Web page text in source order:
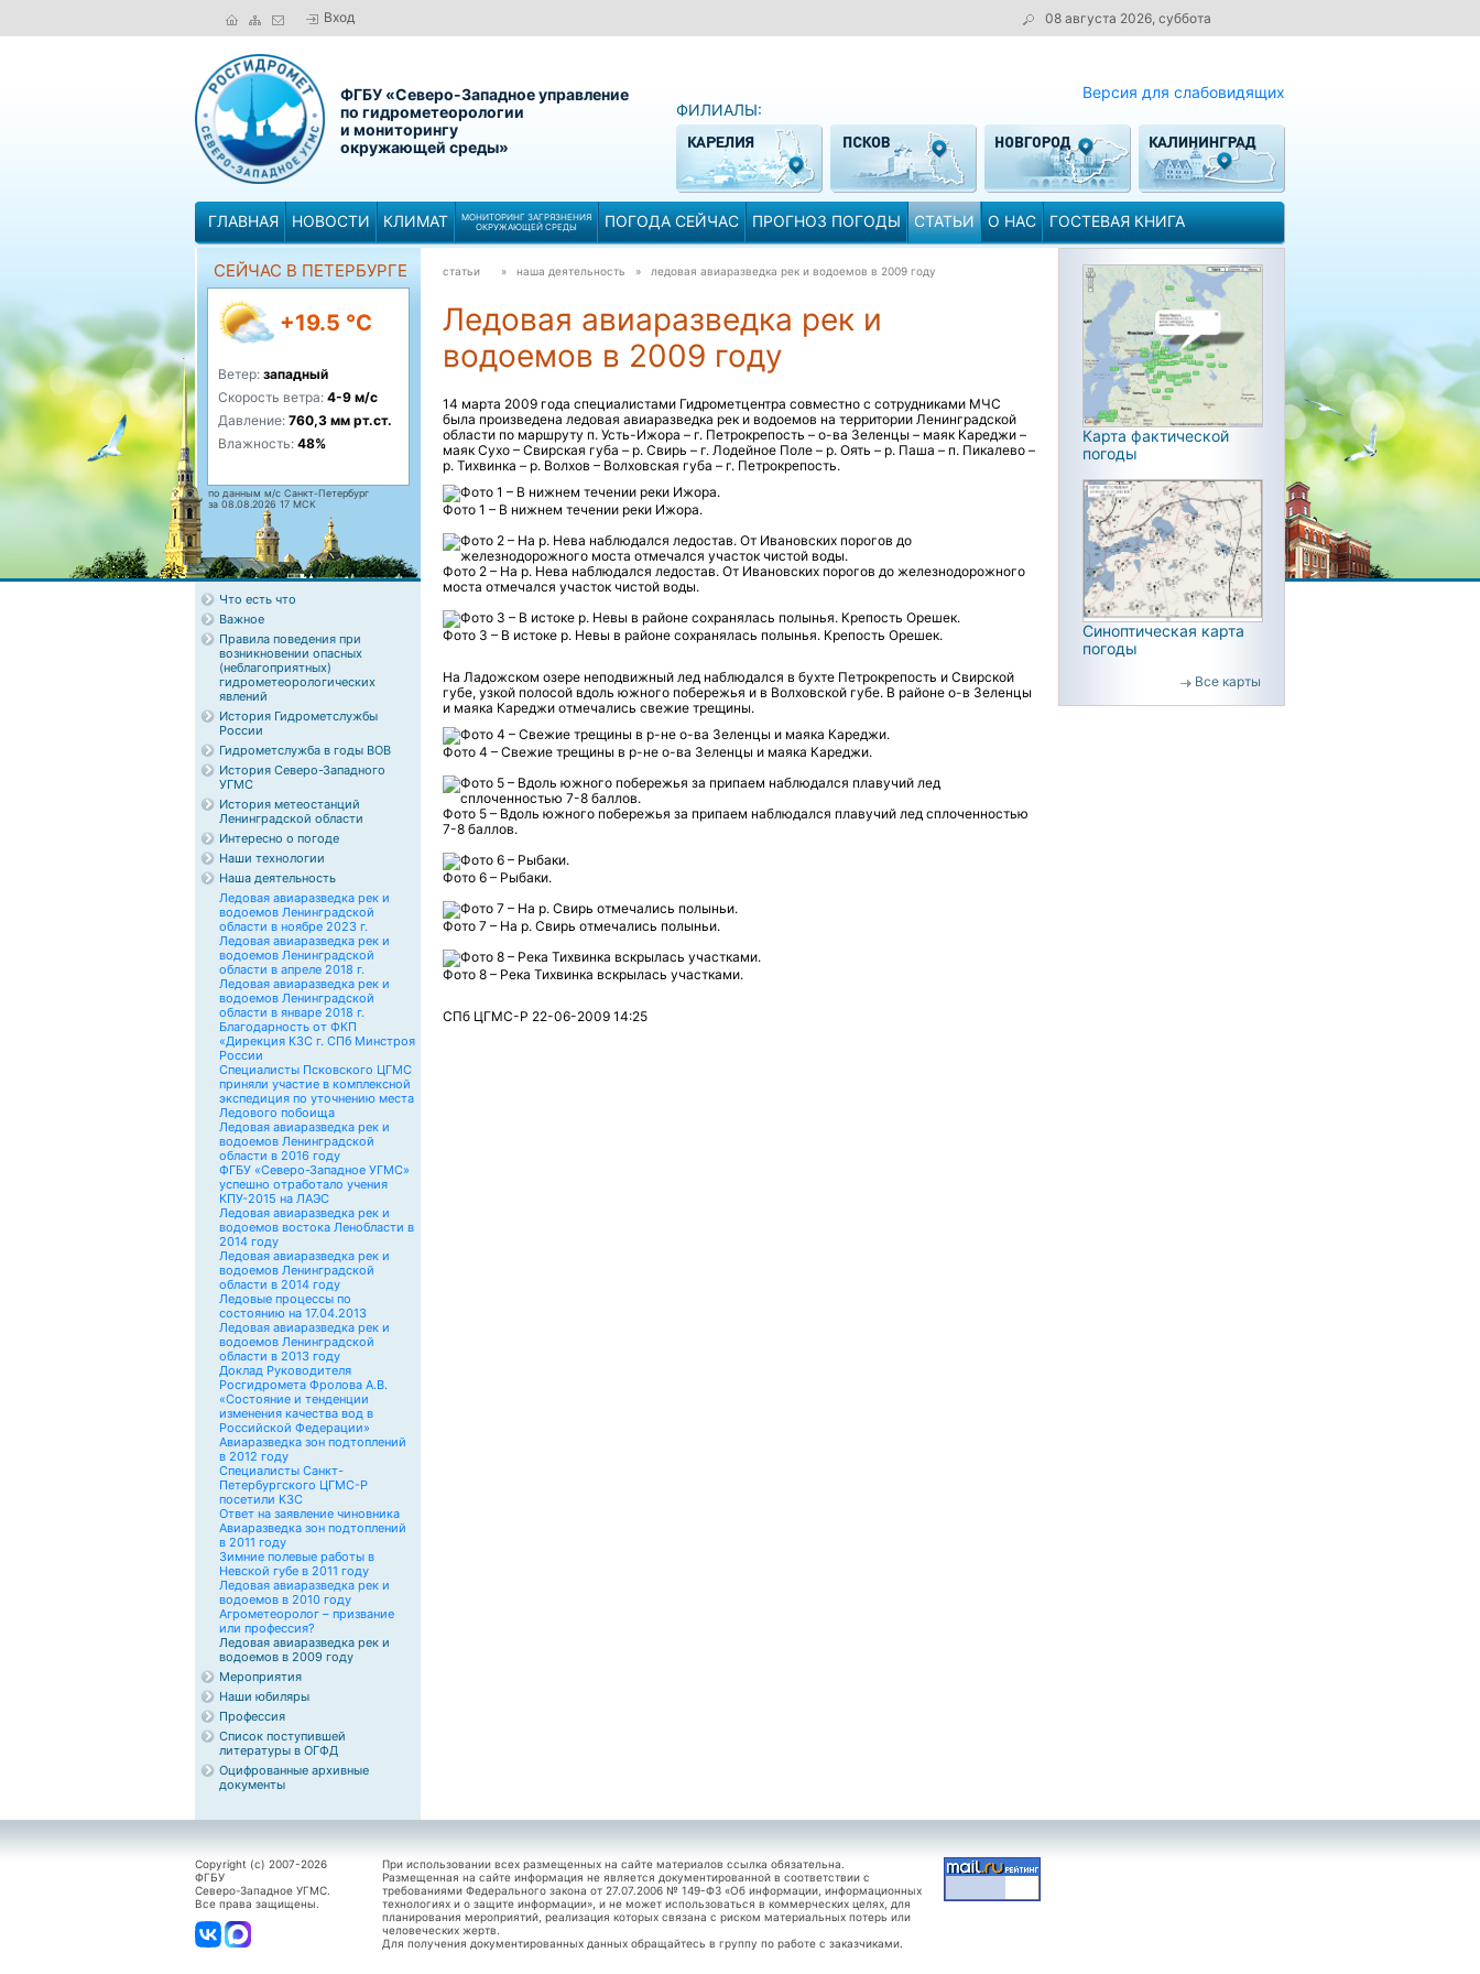
Вход 08 августа 2026, суббота
ФГБУ «Северо-Западное управление
по гидрометеорологии
и мониторингу
окружающей среды»
Версия для слабовидящих
ФИЛИАЛЫ:
ГЛАВНАЯ НОВОСТИ КЛИМАТ
МОНИТОРИНГ ЗАГРЯЗНЕНИЯ
ОКРУЖАЮЩЕЙ СРЕДЫ
ПОГОДА СЕЙЧАС ПРОГНОЗ ПОГОДЫ СТАТЬИ О НАС ГОСТЕВАЯ КНИГА
СЕЙЧАС В ПЕТЕРБУРГЕ
+19.5 °C
Ветер: западный
Скорость ветра: 4-9 м/с
Давление: 760,3 мм рт.ст.
Влажность: 48%
по данным м/с Санкт-Петербург
за 08.08.2026 17 МСК
Что есть что
Важное
Правила поведения при
возникновении опасных
(неблагоприятных)
гидрометеорологических
явлений
История Гидрометслужбы
России
Гидрометслужба в годы ВОВ
История Северо-Западного
УГМС
История метеостанций
Ленинградской области
Интересно о погоде
Наши технологии
Наша деятельность
Ледовая авиаразведка рек и
водоемов Ленинградской
области в ноябре 2023 г.
Ледовая авиаразведка рек и
водоемов Ленинградской
области в апреле 2018 г.
Ледовая авиаразведка рек и
водоемов Ленинградской
области в январе 2018 г.
Благодарность от ФКП
«Дирекция КЗС г. СПб Минстроя
России
Специалисты Псковского ЦГМС
приняли участие в комплексной
экспедиция по уточнению места
Ледового побоища
Ледовая авиаразведка рек и
водоемов Ленинградской
области в 2016 году
ФГБУ «Северо-Западное УГМС»
успешно отработало учения
КПУ-2015 на ЛАЭС
Ледовая авиаразведка рек и
водоемов востока Ленобласти в
2014 году
Ледовая авиаразведка рек и
водоемов Ленинградской
области в 2014 году
Ледовые процессы по
состоянию на 17.04.2013
Ледовая авиаразведка рек и
водоемов Ленинградской
области в 2013 году
Доклад Руководителя
Росгидромета Фролова А.В.
«Состояние и тенденции
изменения качества вод в
Российской Федерации»
Авиаразведка зон подтоплений
в 2012 году
Специалисты Санкт-
Петербургского ЦГМС-Р
посетили КЗС
Ответ на заявление чиновника
Авиаразведка зон подтоплений
в 2011 году
Зимние полевые работы в
Невской губе в 2011 году
Ледовая авиаразведка рек и
водоемов в 2010 году
Агрометеоролог – призвание
или профессия?
Ледовая авиаразведка рек и
водоемов в 2009 году
Мероприятия
Наши юбиляры
Профессия
Список поступившей
литературы в ОГФД
Оцифрованные архивные
документы
статьи » наша деятельность » ледовая авиаразведка рек и водоемов в 2009 году
Ледовая авиаразведка рек и
водоемов в 2009 году
14 марта 2009 года специалистами Гидрометцентра совместно с сотрудниками МЧС
была произведена ледовая авиаразведка рек и водоемов на территории Ленинградской
области по маршруту п. Усть-Ижора – г. Петрокрепость – о-ва Зеленцы – маяк Кареджи –
маяк Сухо – Свирская губа – р. Свирь – г. Лодейное Поле – р. Оять – р. Паша – п. Пикалево –
р. Тихвинка – р. Волхов – Волховская губа – г. Петрокрепость.
Фото 1 – В нижнем течении реки Ижора.
Фото 2 – На р. Нева наблюдался ледостав. От Ивановских порогов до железнодорожного
моста отмечался участок чистой воды.
Фото 3 – В истоке р. Невы в районе сохранялась полынья. Крепость Орешек.
На Ладожском озере неподвижный лед наблюдался в бухте Петрокрепость и Свирской
губе, узкой полосой вдоль южного побережья и в Волховской губе. В районе о-в Зеленцы
и маяка Кареджи отмечались свежие трещины.
Фото 4 – Свежие трещины в р-не о-ва Зеленцы и маяка Кареджи.
Фото 5 – Вдоль южного побережья за припаем наблюдался плавучий лед сплоченностью
7-8 баллов.
Фото 6 – Рыбаки.
Фото 7 – На р. Свирь отмечались полыньи.
Фото 8 – Река Тихвинка вскрылась участками.
СПб ЦГМС-Р 22-06-2009 14:25
Карта фактической
погоды
Синоптическая карта
погоды
Все карты
Copyright (c) 2007-2026
ФГБУ
Северо-Западное УГМС.
Все права защищены.
При использовании всех размещенных на сайте материалов ссылка обязательна.
Размещенная на сайте информация не является документированной в соответствии с
требованиями Федерального закона от 27.07.2006 № 149-ФЗ «Об информации, информационных
технологиях и о защите информации», и не может использоваться в коммерческих целях, для
планирования мероприятий, реализация которых связана с риском материальных потерь или
человеческих жертв.
Для получения документированных данных обращайтесь в группу по работе с заказчиками.